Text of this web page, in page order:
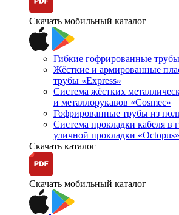
Скачать мобильный каталог
Гибкие гофрированные
Жёсткие и армированные
трубы «Express»
Система жёстких
и металлорукавов «Cosmec»
Гофрированные трубы из
Система прокладки кабеля в
уличной прокладки «Octopus»
Скачать каталог
Скачать мобильный каталог